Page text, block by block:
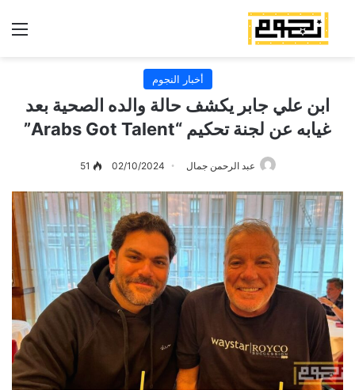
أخبار النجوم
ابن علي جابر يكشف حالة والده الصحية بعد
غيابه عن لجنة تحكيم “Arabs Got Talent”
عبد الرحمن جمال 02/10/2024
51